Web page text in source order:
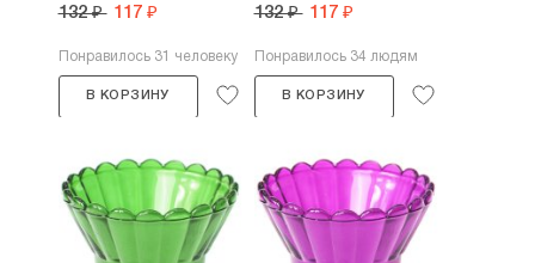
132 ₽ 117 ₽
Понравилось 31 человеку
В КОРЗИНУ
132 ₽ 117 ₽
Понравилось 34 людям
В КОРЗИНУ